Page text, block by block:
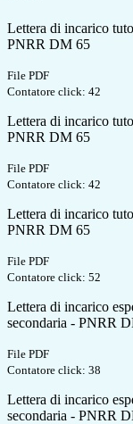
Lettera di incarico
PNRR DM 65
File PDF
Contatore click: 42
Lettera di incarico
PNRR DM 65
File PDF
Contatore click: 42
Lettera di incarico
PNRR DM 65
File PDF
Contatore click: 52
Lettera di incarico
secondaria - PNRR
File PDF
Contatore click: 38
Lettera di incarico
secondaria - PNRR